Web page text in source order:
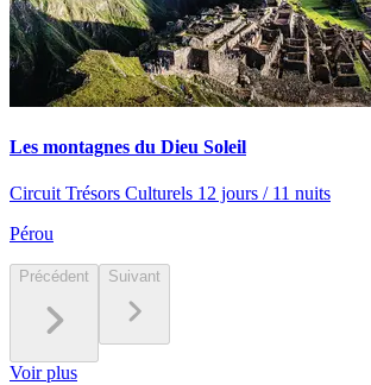
Les montagnes du Dieu Soleil
Circuit Trésors Culturels 12 jours / 11 nuits
Pérou
Précédent Suivant
Voir plus